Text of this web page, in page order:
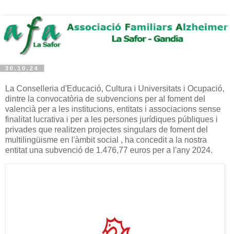
30.10.24
La Conselleria d'Educació, Cultura i Universitats i Ocupació,
dintre la convocatòria de subvencions per al foment del
valencià per a les institucions, entitats i associacions sense
finalitat lucrativa i per a les persones jurídiques públiques i
privades que realitzen projectes singulars de foment del
multilingüisme en l'àmbit social , ha concedit a la nostra
entitat una subvenció de 1.476,77 euros per a l'any 2024.